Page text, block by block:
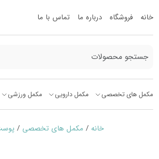
خانه فروشگاه درباره ما تماس با ما
مکمل های تخصصی مکمل دارویی مکمل ورزشی
خانه / مکمل های تخصصی /